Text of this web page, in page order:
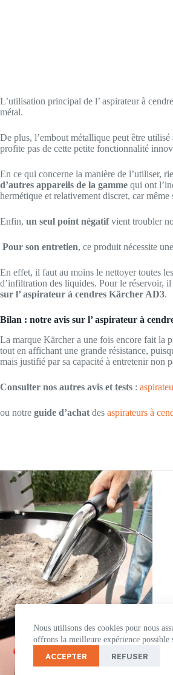
Nous utilisons des cookies pour nous
offrons la meilleure expérience possible
ACCEPTER REFUSER
L’utilisation principal de l’ aspirateur à
métal.
De plus, l’embout métallique peut être
profite pas de cette petite fonctionnalité
En ce qui concerne la manière de l’utiliser,
d’autres appareils de la gamme qui ont
hermétique et relativement discret, car
Enfin, un seul point négatifvient troubler
Pour son entretien, ce produit nécessite
En effet, il faut au moins le nettoyer toutes
d’infiltration des liquides. Pour le réservoir,
sur l’ aspirateur à cendres Kärcher AD3.
Bilan : notre avis sur l’ aspirateur à
La marque Kärcher a une fois encore fait la
tout en affichant une grande résistance,
mais justifié par sa capacité à entretenir non
Consulter nos autres avis et tests :
ou notre guide d’achat des aspirateurs à